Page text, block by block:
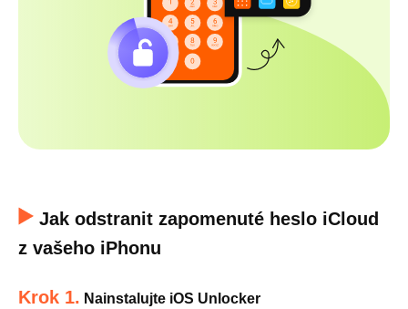
Jak odstranit zapomenuté heslo iCloud
z vašeho iPhonu
Krok 1. Nainstalujte iOS Unlocker